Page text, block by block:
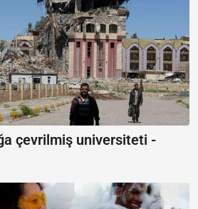
çevrilmiş universiteti -